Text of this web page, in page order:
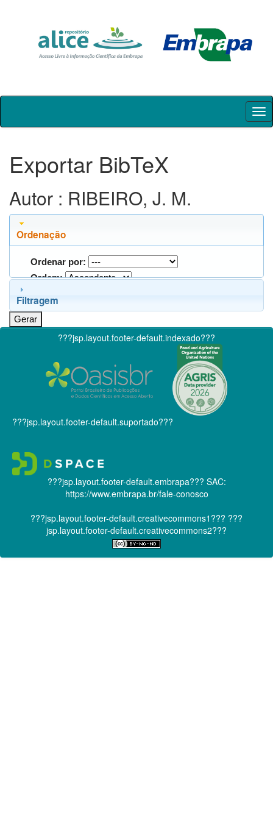
Skip
Exportar BibTeX
Autor : RIBEIRO, J. M.
Ordenação
Ordenar por:
Ordem:
Filtragem
???jsp.layout.footer-default.indexado???
???jsp.layout.footer-default.suportado???
???jsp.layout.footer-default.embrapa??? SAC:
https://www.embrapa.br/fale-conosco
???jsp.layout.footer-default.creativecommons1??? ???
jsp.layout.footer-default.creativecommons2???